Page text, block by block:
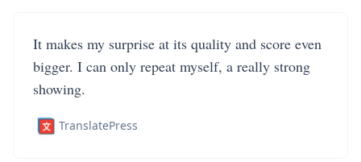
It makes my surprise at its quality and score even
bigger. I can only repeat myself, a really strong
showing.
TranslatePress